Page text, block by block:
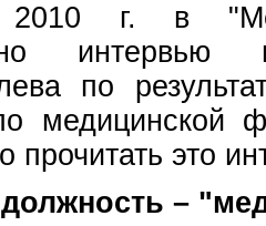
г. в
по
медицинской
прочитать это
должность –